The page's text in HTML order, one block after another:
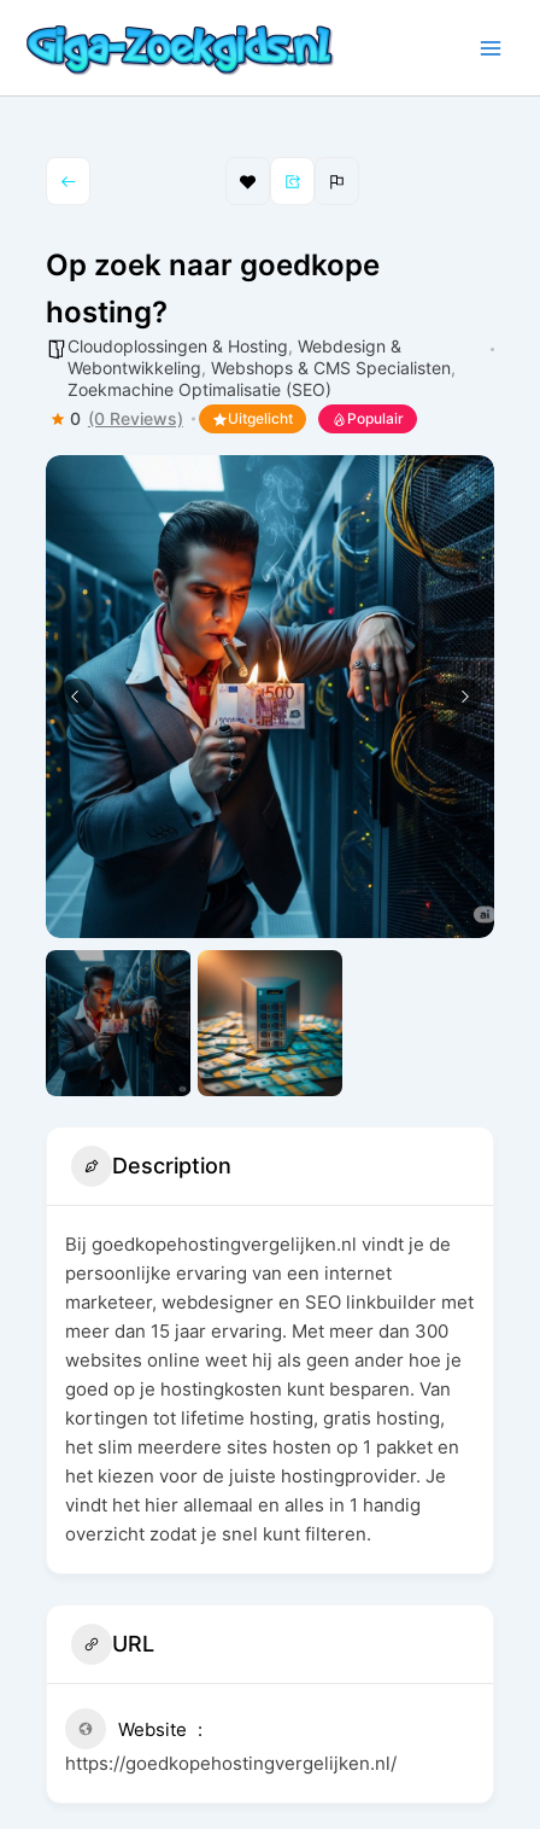
naar
inhoud
Op zoek naar goedkope
hosting?
Cloudoplossingen & Hosting, Webdesign &
Webontwikkeling, Webshops & CMS Specialisten,
Zoekmachine Optimalisatie (SEO)
0 (0 Reviews) Uitgelicht Populair
Description
Bij goedkopehostingvergelijken.nl vindt je de
persoonlijke ervaring van een internet
marketeer, webdesigner en SEO linkbuilder met
meer dan 15 jaar ervaring. Met meer dan 300
websites online weet hij als geen ander hoe je
goed op je hostingkosten kunt besparen. Van
kortingen tot lifetime hosting, gratis hosting,
het slim meerdere sites hosten op 1 pakket en
het kiezen voor de juiste hostingprovider. Je
vindt het hier allemaal en alles in 1 handig
overzicht zodat je snel kunt filteren.
URL
Website
https://goedkopehostingvergelijken.nl/